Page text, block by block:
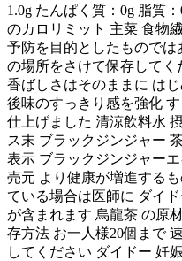
1.0g たんぱく質：0g 脂質
のカロリミット 主菜 食物
予防を目的としたもので
の場所をさけて保存して
香ばしさはそのままに は
後味のすっきり感を強化
仕上げました 清涼飲料水
ス末 ブラックジンジャー
表示 ブラックジンジャー
売元 より健康が増進する
ている場合は医師に ダイ
が含まれます 烏龍茶 の原
存方法 お一人様20個まで
してください ダイドー 妊